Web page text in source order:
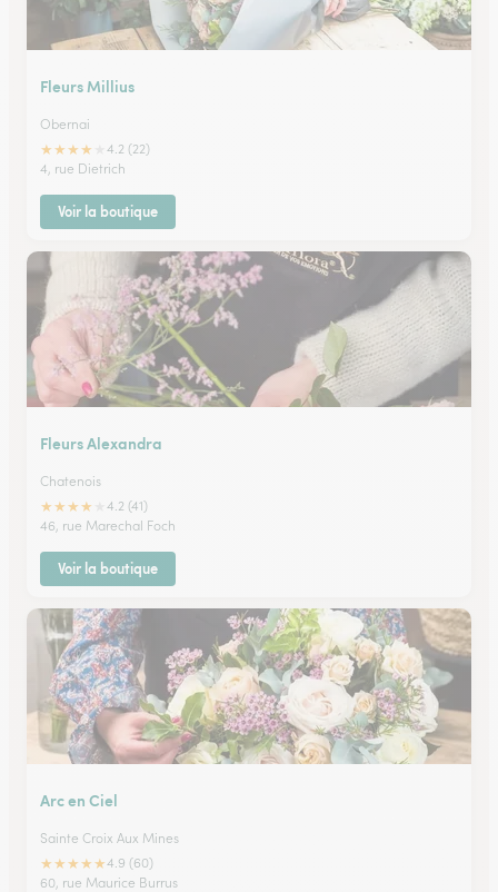
Fleurs Millius
Obernai
★★★★
4.2 (22)
4, rue Dietrich
Voir la boutique
Fleurs Alexandra
Chatenois
★★★★
4.2 (41)
46, rue Marechal Foch
Voir la boutique
Arc en Ciel
Sainte Croix Aux Mines
★★★★★4.9 (60)
60, rue Maurice Burrus